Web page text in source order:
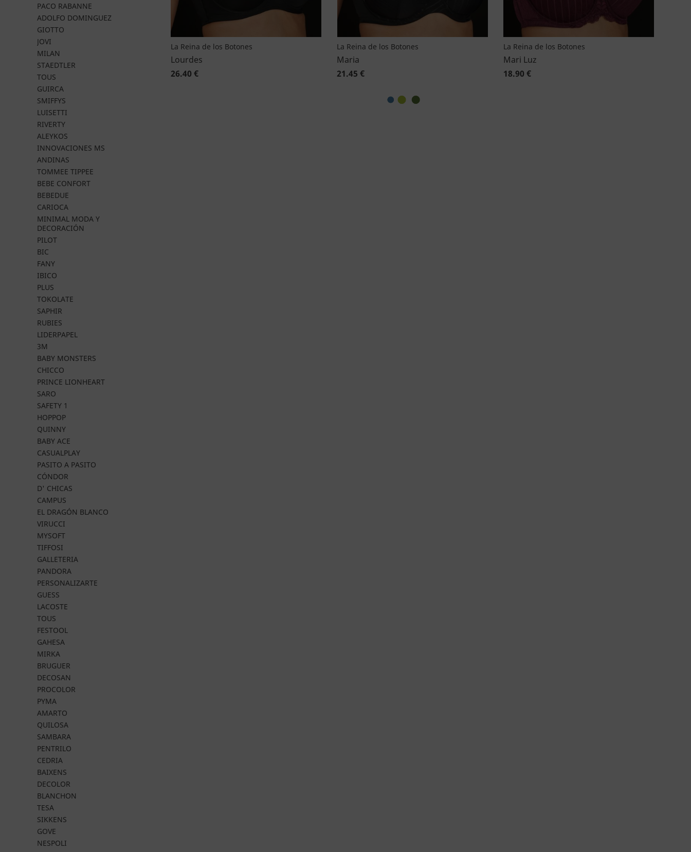
PACO RABANNE
ADOLFO DOMINGUEZ
GIOTTO
JOVI
MILAN
STAEDTLER
TOUS
GUIRCA
SMIFFYS
LUISETTI
RIVERTY
ALEYKOS
INNOVACIONES MS
ANDINAS
TOMMEE TIPPEE
BEBE CONFORT
BEBEDUE
CARIOCA
MINIMAL MODA Y
DECORACIÓN
PILOT
BIC
FANY
IBICO
PLUS
TOKOLATE
SAPHIR
RUBIES
LIDERPAPEL
3M
BABY MONSTERS
CHICCO
PRINCE LIONHEART
SARO
SAFETY 1
HOPPOP
QUINNY
BABY ACE
CASUALPLAY
PASITO A PASITO
CÓNDOR
D' CHICAS
CAMPUS
EL DRAGÓN BLANCO
VIRUCCI
MYSOFT
TIFFOSI
GALLETERIA
PANDORA
PERSONALIZARTE
GUESS
LACOSTE
TOUS
FESTOOL
GAHESA
MIRKA
BRUGUER
DECOSAN
PROCOLOR
PYMA
AMARTO
QUILOSA
SAMBARA
PENTRILO
CEDRIA
BAIXENS
DECOLOR
BLANCHON
TESA
SIKKENS
GOVE
NESPOLI
La Reina de los Botones
Lourdes
26.40 €
La Reina de los Botones
Maria
21.45 €
La Reina de los Botones
Mari Luz
18.90 €